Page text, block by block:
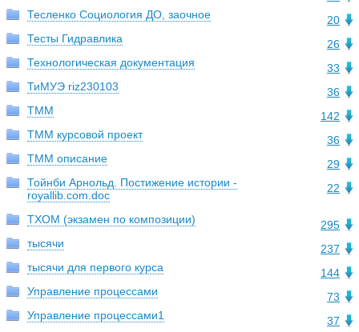
20
Тесленко Социология ДО, заочное
26
Тесты Гидравлика
33
Технологическая документация
36
ТиМУЭ riz230103
142
ТММ
36
ТММ курсовой проект
29
ТММ описание
22
Тойнби Арнольд. Постижение истории -
royallib.com.doc
295
ТХОМ (экзамен по композиции)
237
тысячи
144
тысячи для первого курса
73
Управление процессами
37
Управление процессами1